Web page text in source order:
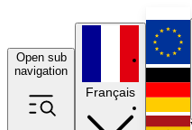
Open sub
navigation
Français